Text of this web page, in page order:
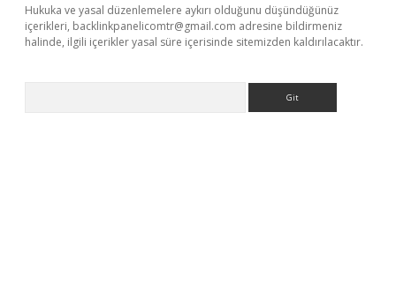
Hukuka ve yasal düzenlemelere aykırı olduğunu düşündüğünüz
içerikleri, backlinkpanelicomtr@gmail.com adresine bildirmeniz
halinde, ilgili içerikler yasal süre içerisinde sitemizden kaldırılacaktır.